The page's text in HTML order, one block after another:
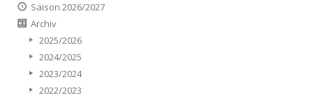
Saison 2026/2027
Archiv
2025/2026
2024/2025
2023/2024
2022/2023